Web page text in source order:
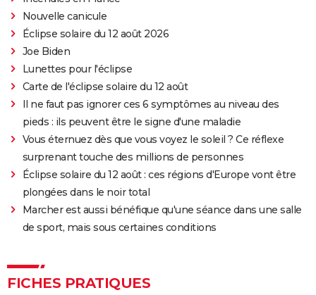
Nouvelle canicule
Éclipse solaire du 12 août 2026
Joe Biden
Lunettes pour l'éclipse
Carte de l'éclipse solaire du 12 août
Il ne faut pas ignorer ces 6 symptômes au niveau des
pieds : ils peuvent être le signe d'une maladie
Vous éternuez dès que vous voyez le soleil ? Ce réflexe
surprenant touche des millions de personnes
Éclipse solaire du 12 août : ces régions d'Europe vont être
plongées dans le noir total
Marcher est aussi bénéfique qu'une séance dans une salle
de sport, mais sous certaines conditions
FICHES PRATIQUES